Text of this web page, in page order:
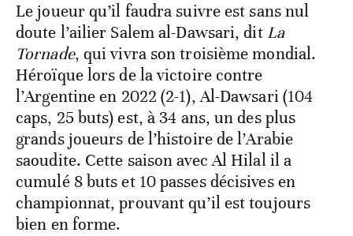
Le joueur qu’il faudra suivre est sans nul
doute l’ailier Salem al-Dawsari, dit La
Tornade, qui vivra son troisième mondial.
Héroïque lors de la victoire contre
l’Argentine en 2022 (2-1), Al-Dawsari (104
caps, 25 buts) est, à 34 ans, un des plus
grands joueurs de l’histoire de l’Arabie
saoudite. Cette saison avec Al Hilal il a
cumulé 8 buts et 10 passes décisives en
championnat, prouvant qu’il est toujours
bien en forme.